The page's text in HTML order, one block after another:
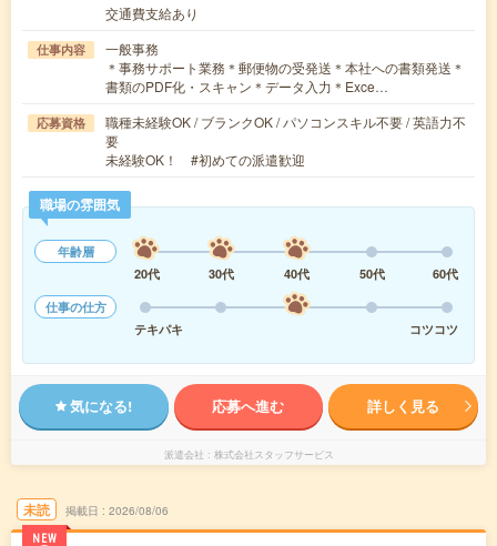
交通費支給あり
仕事内容
一般事務
＊事務サポート業務＊郵便物の受発送＊本社への書類発送＊
書類のPDF化・スキャン＊データ入力＊Exce…
応募資格
職種未経験OK / ブランクOK / パソコンスキル不要 / 英語力不
要
未経験OK！ #初めての派遣歓迎
職場の雰囲気
年齢層
20代
30代 40代 50代
60代
仕事の仕方
テキパキ
コツコツ
気になる! 応募へ進む 詳しく見る
派遣会社 株式会社スタッフサービス
未読
NEW
掲載日 2026/08/06